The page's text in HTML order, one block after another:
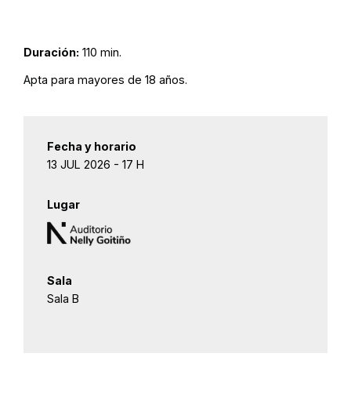
Duración: 110 min.
Apta para mayores de 18 años.
Fecha y horario
13 JUL 2026 - 17 H
Lugar
Sala
Sala B